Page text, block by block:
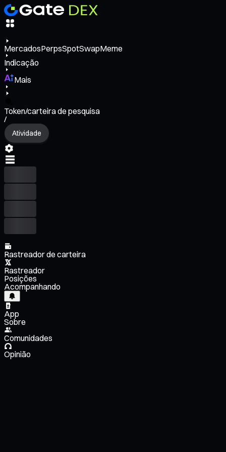
MercadosPerpsSpotSwapMeme
Indicação
Mais
Token/carteira de pesquisa
/
Atividade
Rastreador de carteira
Rastreador
Posições
Acompanhando
App
Sobre
Comunidades
Opinião